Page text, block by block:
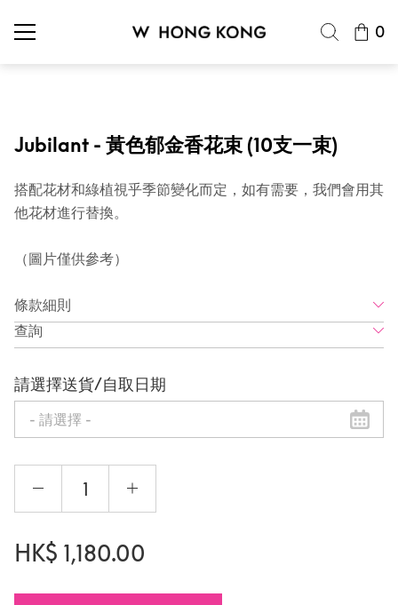
0
Jubilant - 黃色郁金香花束 (10支一束)
搭配花材和綠植視乎季節變化而定，如有需要，我們會用其
他花材進行替換。
（圖片僅供參考）
條款細則
查詢
請選擇送貨/自取日期
HK$ 1,180.00